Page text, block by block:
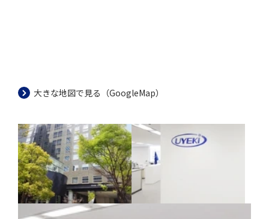
大きな地図で見る（GoogleMap）